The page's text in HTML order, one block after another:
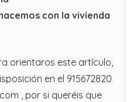
con la vivienda
orientaros este artículo,
en el 915672820
, por si queréis que